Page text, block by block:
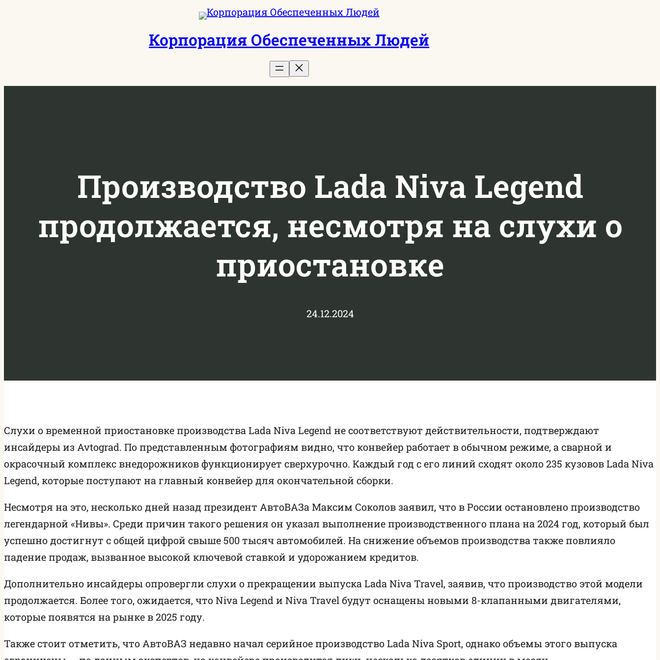
Корпорация Обеспеченных Людей
Производство Lada Niva Legend
продолжается, несмотря на слухи о
приостановке
24.12.2024
Слухи о временной приостановке производства Lada Niva Legend не соответствуют действительности, подтверждают
инсайдеры из Avtograd. По представленным фотографиям видно, что конвейер работает в обычном режиме, а сварной и
окрасочный комплекс внедорожников функционирует сверхурочно. Каждый год с его линий сходят около 235 кузовов Lada Niva
Legend, которые поступают на главный конвейер для окончательной сборки.
Несмотря на это, несколько дней назад президент АвтоВАЗа Максим Соколов заявил, что в России остановлено производство
легендарной «Нивы». Среди причин такого решения он указал выполнение производственного плана на 2024 год, который был
успешно достигнут с общей цифрой свыше 500 тысяч автомобилей. На снижение объемов производства также повлияло
падение продаж, вызванное высокой ключевой ставкой и удорожанием кредитов.
Дополнительно инсайдеры опровергли слухи о прекращении выпуска Lada Niva Travel, заявив, что производство этой модели
продолжается. Более того, ожидается, что Niva Legend и Niva Travel будут оснащены новыми 8-клапанными двигателями,
которые появятся на рынке в 2025 году.
Также стоит отметить, что АвтоВАЗ недавно начал серийное производство Lada Niva Sport, однако объемы этого выпуска